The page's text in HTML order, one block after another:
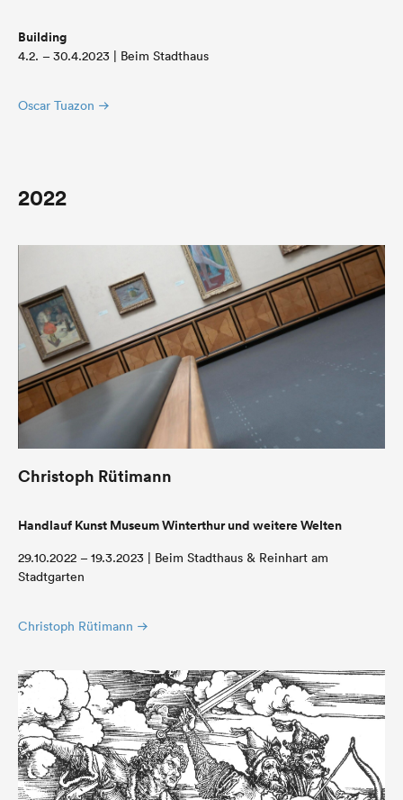
Building
4.2. – 30.4.2023 | Beim Stadthaus
Oscar Tuazon
2022
Christoph Rütimann
Handlauf Kunst Museum Winterthur und weitere Welten
29.10.2022 – 19.3.2023 | Beim Stadthaus & Reinhart am
Stadtgarten
Christoph Rütimann